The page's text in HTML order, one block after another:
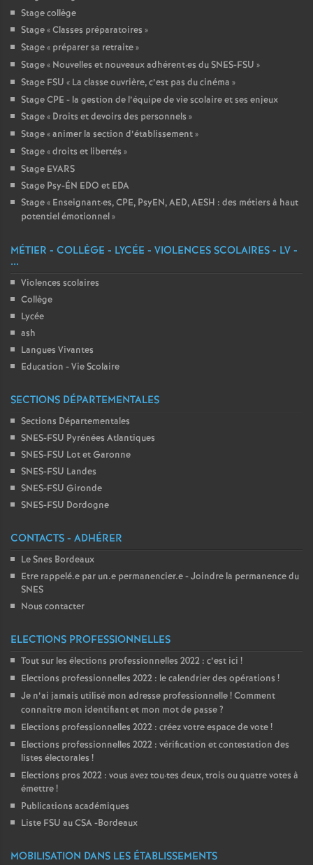
Stage collège
Stage «Classes préparatoires »
Stage « préparer sa retraite»
Stage « Nouvelles et nouveaux adhérent·es du SNES-FSU »
Stage FSU « La classe ouvrière, c’est pas du cinéma »
Stage CPE - la gestion de l’équipe de vie scolaire et ses enjeux
Stage « Droits et devoirs des personnels »
Stage «animer la section d’établissement»
Stage «droits et libertés »
Stage EVARS
Stage Psy-ÉN EDO et EDA
Stage « Enseignant·es, CPE, PsyEN, AED, AESH : des métiers à haut
potentiel émotionnel»
MÉTIER - COLLÈGE - LYCÉE - VIOLENCES SCOLAIRES - LV -
...
Violences scolaires
Collège
Lycée
ash
Langues Vivantes
Education - Vie Scolaire
SECTIONS DÉPARTEMENTALES
Sections Départementales
SNES-FSU Pyrénées Atlantiques
SNES-FSU Lot et Garonne
SNES-FSU Landes
SNES-FSU Gironde
SNES-FSU Dordogne
CONTACTS - ADHÉRER
Le Snes Bordeaux
Etre rappelé.e par un.e permanencier.e - Joindre la permanence du
SNES
Nous contacter
ELECTIONS PROFESSIONNELLES
Tout sur les élections professionnelles 2022 : c’est ici !
Elections professionnelles 2022 : le calendrier des opérations !
Je n’ai jamais utilisé mon adresse professionnelle! Comment
connaître mon identifiant et mon mot de passe?
Elections professionnelles 2022 : créez votre espace de vote!
Elections professionnelles 2022 : vérification et contestation des
listes électorales !
Elections pros 2022 : vous avez tou·tes deux, trois ou quatre votes à
émettre!
Publications académiques
Liste FSU au CSA -Bordeaux
MOBILISATION DANS LES ÉTABLISSEMENTS